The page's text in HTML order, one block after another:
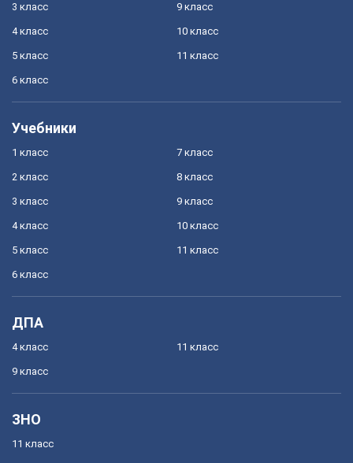
3 класс
4 класс
5 класс
6 класс
9 класс
10 класс
11 класс
Учебники
1 класс
2 класс
3 класс
4 класс
5 класс
6 класс
7 класс
8 класс
9 класс
10 класс
11 класс
ДПА
4 класс
9 класс
11 класс
ЗНО
11 класс